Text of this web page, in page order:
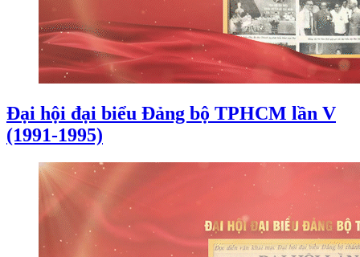
Đại hội đại biểu Đảng bộ TPHCM lần V
(1991-1995)